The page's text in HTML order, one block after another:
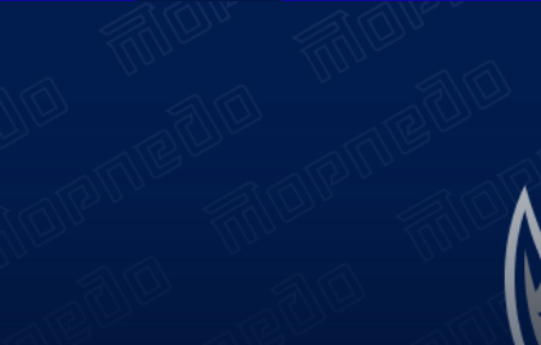
Лада
Фотобанк